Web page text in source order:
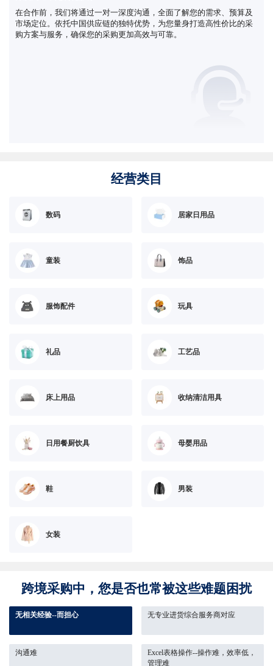
在合作前，我们将通过一对一深度沟通，全面了解您的需求、预算及
市场定位。依托中国供应链的独特优势，为您量身打造高性价比的采
购方案与服务，确保您的采购更加高效与可靠。
经营类目
数码 居家日用品
童装 饰品
服饰配件 玩具
礼品 工艺品
床上用品 收纳清洁用具
日用餐厨饮具 母婴用品
鞋 男装
女装
跨境采购中，您是否也常被这些难题困扰
无相关经验--而担心 无专业进货综合服务商对应
沟通难
Excel表格操作--操作难，效率低，
管理难